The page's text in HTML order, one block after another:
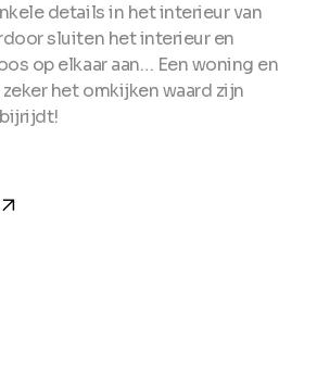
details in het interieur van
sluiten het interieur en
op elkaar aan… Een woning en
het omkijken waard zijn